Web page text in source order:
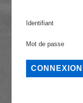
Identifiant
Mot de passe